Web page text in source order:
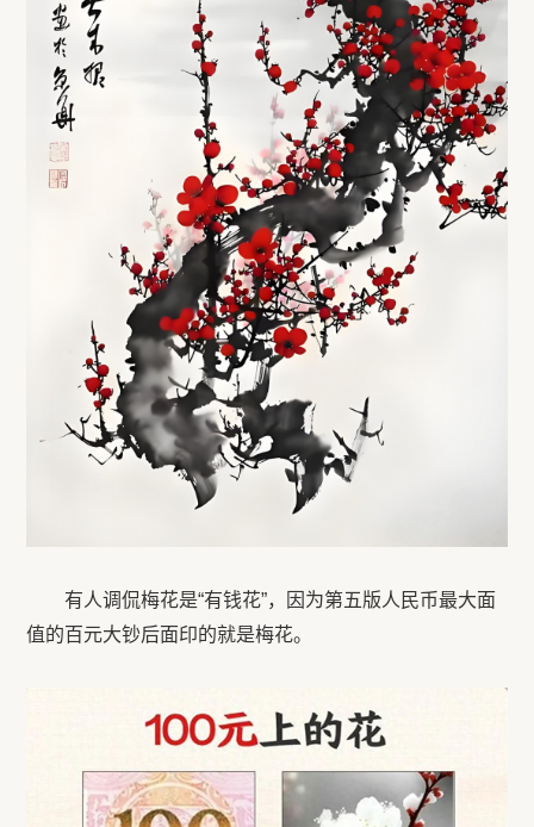
有人调侃梅花是“有钱花”，因为第五版人民币最大面
值的百元大钞后面印的就是梅花。